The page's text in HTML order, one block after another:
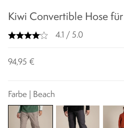
Kiwi Convertible Hose
4.1 / 5.0
94,95 €
Farbe | Beach